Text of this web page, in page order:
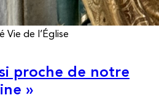
Vie de l’Église
proche de notre
»